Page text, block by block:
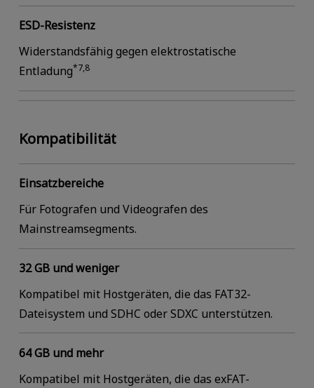
ESD-Resistenz
Widerstandsfähig gegen elektrostatische
Entladung*7,8
Kompatibilität
Einsatzbereiche
Für Fotografen und Videografen des
Mainstreamsegments.
32 GB und weniger
Kompatibel mit Hostgeräten, die das FAT32-
Dateisystem und SDHC oder SDXC unterstützen.
64 GB und mehr
Kompatibel mit Hostgeräten, die das exFAT-